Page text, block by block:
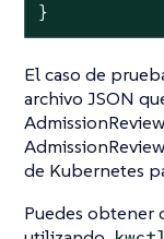
}
El caso de
archivo JSON
de Kubernetes
Puedes obtener